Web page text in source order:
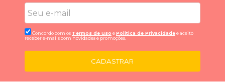
Concordo com os Termos de uso ePolitica de Privacidadee aceito
receber e-mails com novidades e promoções.
CADASTRAR